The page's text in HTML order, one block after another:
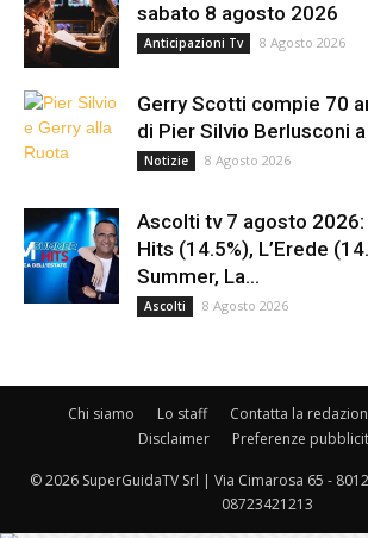
sabato 8 agosto 2026
Anticipazioni Tv 8 Agosto 2026
Gerry Scotti compie 70
di Pier Silvio Berlusconi a
Notizie 8 Agosto 2026
Ascolti tv 7 agosto
Hits (14.5%), L’Erede
Summer, La...
Ascolti 8 Agosto 2026
Chi siamo Lo staff Contatta la
Disclaimer
Preferenze
© 2026 SuperGuidaTV Srl | Via Cimarosa 65 -
08723421213